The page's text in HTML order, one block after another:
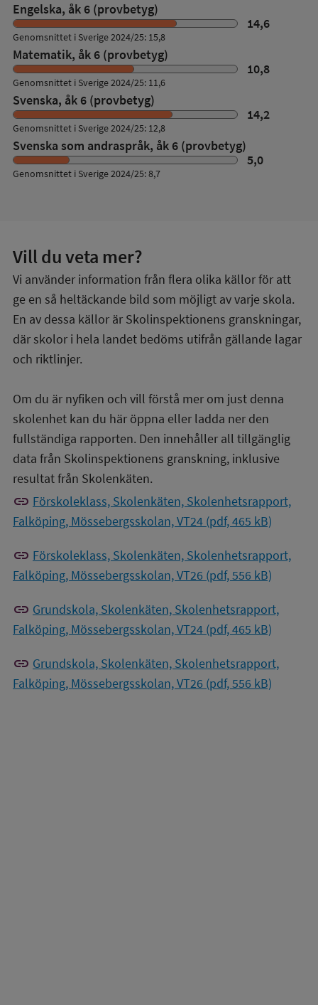
Engelska, åk 6 (provbetyg)
14,6
Genomsnittet i Sverige 2024/25: 15,8
Matematik, åk 6 (provbetyg)
10,8
Genomsnittet i Sverige 2024/25: 11,6
Svenska, åk 6 (provbetyg)
14,2
Genomsnittet i Sverige 2024/25: 12,8
Svenska som andraspråk, åk 6 (provbetyg)
5,0
Genomsnittet i Sverige 2024/25: 8,7
Vill du veta mer?
Vi använder information från flera olika källor för att
ge en så heltäckande bild som möjligt av varje skola.
En av dessa källor är Skolinspektionens granskningar,
där skolor i hela landet bedöms utifrån gällande lagar
och riktlinjer.
Om du är nyfiken och vill förstå mer om just denna
skolenhet kan du här öppna eller ladda ner den
fullständiga rapporten. Den innehåller all tillgänglig
data från Skolinspektionens granskning, inklusive
resultat från Skolenkäten.
link Förskoleklass, Skolenkäten, Skolenhetsrapport,
Falköping, Mössebergsskolan, VT24 (pdf, 465 kB)
link Förskoleklass, Skolenkäten, Skolenhetsrapport,
Falköping, Mössebergsskolan, VT26 (pdf, 556 kB)
link Grundskola, Skolenkäten, Skolenhetsrapport,
Falköping, Mössebergsskolan, VT24 (pdf, 465 kB)
link Grundskola, Skolenkäten, Skolenhetsrapport,
Falköping, Mössebergsskolan, VT26 (pdf, 556 kB)